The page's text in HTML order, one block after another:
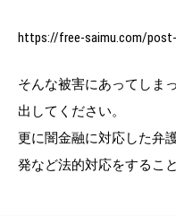
https://free-saimu.com/
そんな被害にあってしま
出してください。
更に闇金融に対応した弁
発など法的対応をするこ